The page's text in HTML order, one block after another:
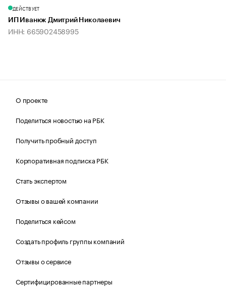
ДЕЙСТВУЕТ
ИП Иванюк Дмитрий Николаевич
ИНН: 665902458995
О проекте
Поделиться новостью на РБК
Получить пробный доступ
Корпоративная подписка РБК
Стать экспертом
Отзывы о вашей компании
Поделиться кейсом
Создать профиль группы компаний
Отзывы о сервисе
Сертифицированные партнеры